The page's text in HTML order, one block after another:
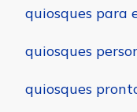
quiosques para
quiosques
quiosques